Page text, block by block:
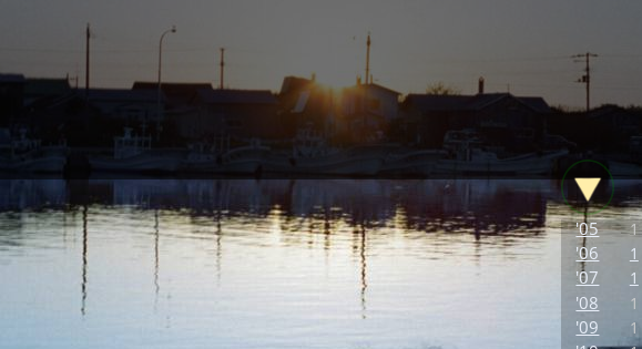
'05 1
'06 1
'07 1
'08 1
'09 1